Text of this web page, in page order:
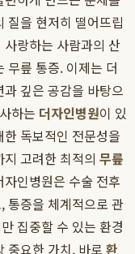
질을 현저히 떨어뜨립
랑하는 사람과의 산
무릎 통증. 이제는 더
깊은 공감을 바탕으
하는 더자인병원이 있
한 독보적인 전문성을
고려한 최적의 무릎
인병원은 수술 전후
통증을 체계적으로 관
집중할 수 있는 환경
중요한 가치, 바로 환